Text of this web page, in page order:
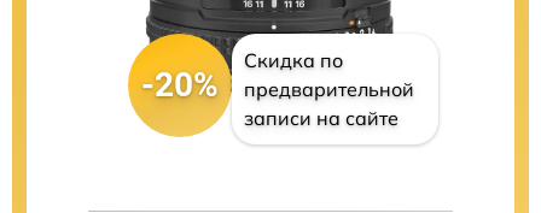
-20%
Скидка по
предварительной
записи на сайте